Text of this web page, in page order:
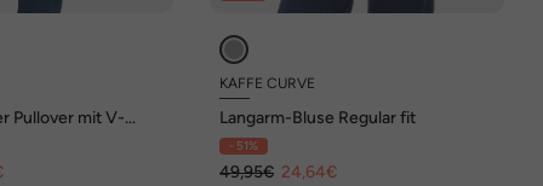
Pullover mit V-
KAFFE CURVE
Langarm-Bluse Regular fit
- 51%
49,95€ 24,64€